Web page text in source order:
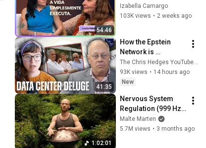
54:46
executa - Lucia
Helena Galvão
Izabella Camargo
103K views • 2 weeks ago
41:35
How the Epstein
Network is
Privatizing Govt &
Building the
Surveillance
Webb) |TCHR
The Chris Hedges YouTube Channel
93K views • 14 hours ago
New
1:02:01
Nervous System
Regulation (999 Hz)
| 1 hour handpan
music | Malte
Malte Marten
5.7M views • 3 months ago